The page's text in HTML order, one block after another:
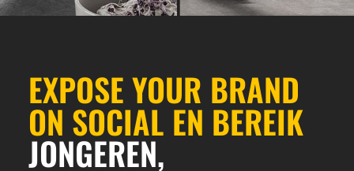
EXPOSEYOUR BRAND
ON SOCIAL EN BEREIK
JONGEREN,